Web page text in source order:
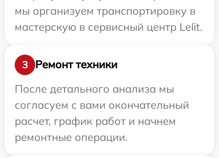
мы организуем транспортировку в
мастерскую в сервисный центр Lelit.
3
Ремонт техники
После детального анализа мы
согласуем с вами окончательный
расчет, график работ и начнем
ремонтные операции.